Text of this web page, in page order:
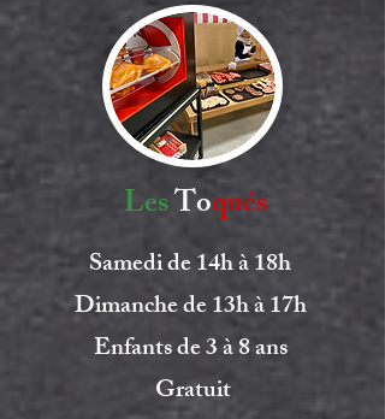
LesToqués
Samedi de 14h à 18h
Dimanche de 13h à 17h
Enfants de 3 à 8 ans
Gratuit